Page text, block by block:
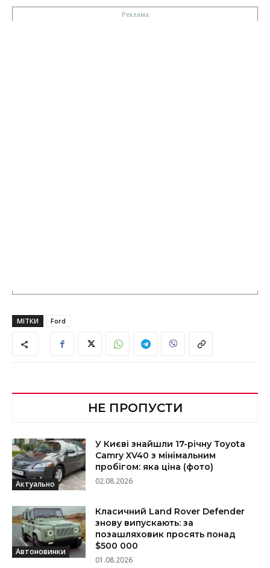
МІТКИ Ford
НЕ ПРОПУСТИ
Актуально
У Києві знайшли 17-річну Toyota
Camry XV40 з мінімальним
пробігом: яка ціна (фото)
02.08.2026
Автоновинки
Класичний Land Rover Defender
знову випускають: за
позашляховик просять понад
$500 000
01.08.2026